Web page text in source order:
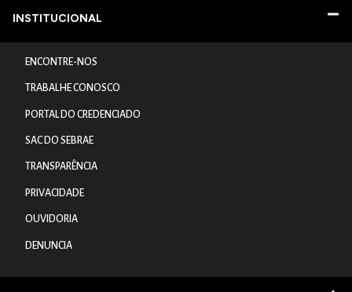
INSTITUCIONAL
ENCONTRE-NOS
TRABALHE CONOSCO
PORTAL DO CREDENCIADO
SAC DO SEBRAE
TRANSPARÊNCIA
PRIVACIDADE
OUVIDORIA
DENUNCIA